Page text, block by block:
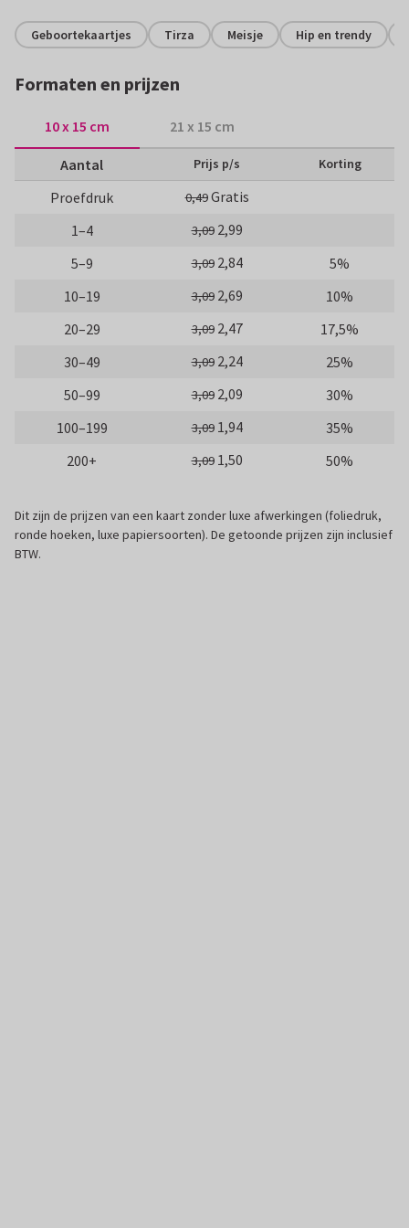
Geboortekaartjes Tirza Meisje Hip en trendy
Formaten en prijzen
10 x 15 cm 21 x 15 cm
Aantal Prijs p/s Korting
Proefdruk 0,49Gratis
1–4
3,09 2,99
5–9
3,09 2,84
5%
10–19
3,09 2,69
10%
20–29
3,09 2,47
17,5%
30–49
3,09 2,24
25%
50–99
3,09 2,09
30%
100–199
3,09 1,94
35%
200+
3,09 1,50 50%
Dit zijn de prijzen van een kaart zonder luxe afwerkingen (foliedruk,
ronde hoeken, luxe papiersoorten). De getoonde prijzen zijn inclusief
BTW.